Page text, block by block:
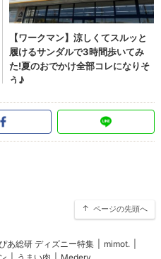
ページの先頭へ
あ総研 ディズニー特集 mimot.